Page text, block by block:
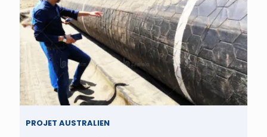
PROJET AUSTRALIEN